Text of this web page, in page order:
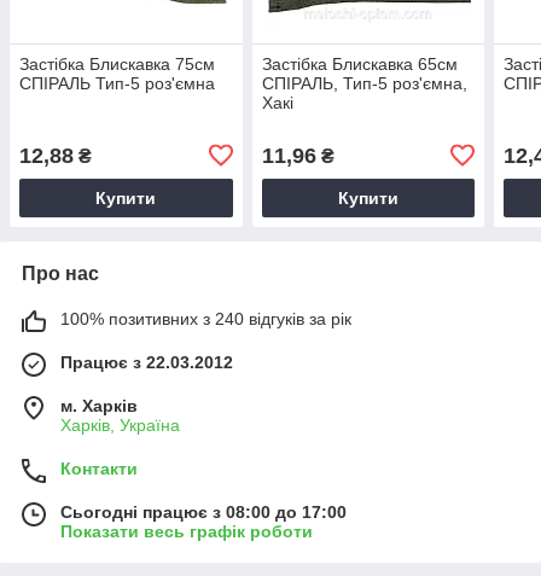
Застібка Блискавка 75см
СПІРАЛЬ Тип-5 роз'ємна
12,88 ₴
Купити
Застібка Блискавка 65см
СПІРАЛЬ, Тип-5 роз'ємна,
Хакі
11,96₴
Купити
Про нас
100% позитивних з 240 відгуків за рік
Працює з 22.03.2012
м. Харків
Харків, Україна
Контакти
Сьогодні працює з 08:00 до 17:00
Показати весь графік роботи